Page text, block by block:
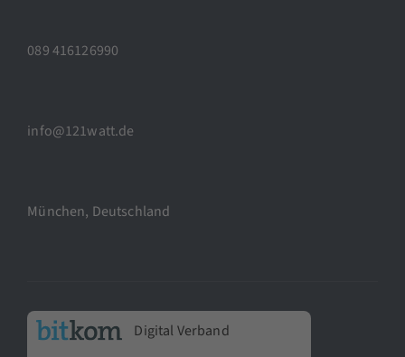
089 416126990
info@121watt.de
München, Deutschland
Digital Verband